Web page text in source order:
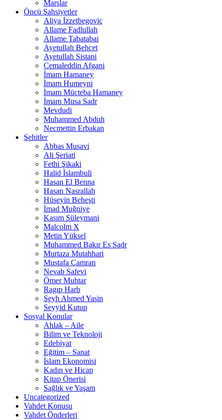
Marşlar
Öncü Şahsiyetler
Aliya İzzetbegoviç
Allame Fadlullah
Allame Tabatabai
Ayetullah Behcet
Ayetullah Sistani
Cemaleddin Afgani
İmam Hamaney
İmam Humeyni
İmam Mücteba Hamaney
İmam Musa Sadr
Mevdudi
Muhammed Abduh
Necmettin Erbakan
Şehitler
Abbas Musavi
Ali Şeriati
Fethi Şikaki
Halid İslambuli
Hasan El Benna
Hasan Nasrallah
Hüseyin Beheşti
İmad Muğniye
Kasım Süleymani
Malcolm X
Metin Yüksel
Muhammed Bakır Es Sadr
Murtaza Mutahhari
Mustafa Çamran
Nevab Safevi
Ömer Muhtar
Ragıp Harb
Şeyh Ahmed Yasin
Seyyid Kutup
Sosyal Konular
Ahlak – Aile
Bilim ve Teknoloji
Edebiyat
Eğitim – Sanat
İslam Ekonomisi
Kadın ve Hicap
Kitap Önerisi
Sağlık ve Yaşam
Uncategorized
Vahdet Konusu
Vahdet Önderleri